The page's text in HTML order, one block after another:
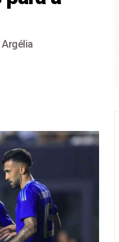
quartas de final da Copa do